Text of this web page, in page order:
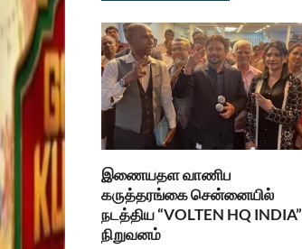
இணையதள வாணிப
கருத்தரங்கை சென்னையில்
நடத்திய “VOLTEN HQ INDIA”
நிறுவனம்